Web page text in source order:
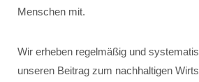
Menschen mit.
Wir erheben regelmäßig und
unseren Beitrag zum nachhaltigen